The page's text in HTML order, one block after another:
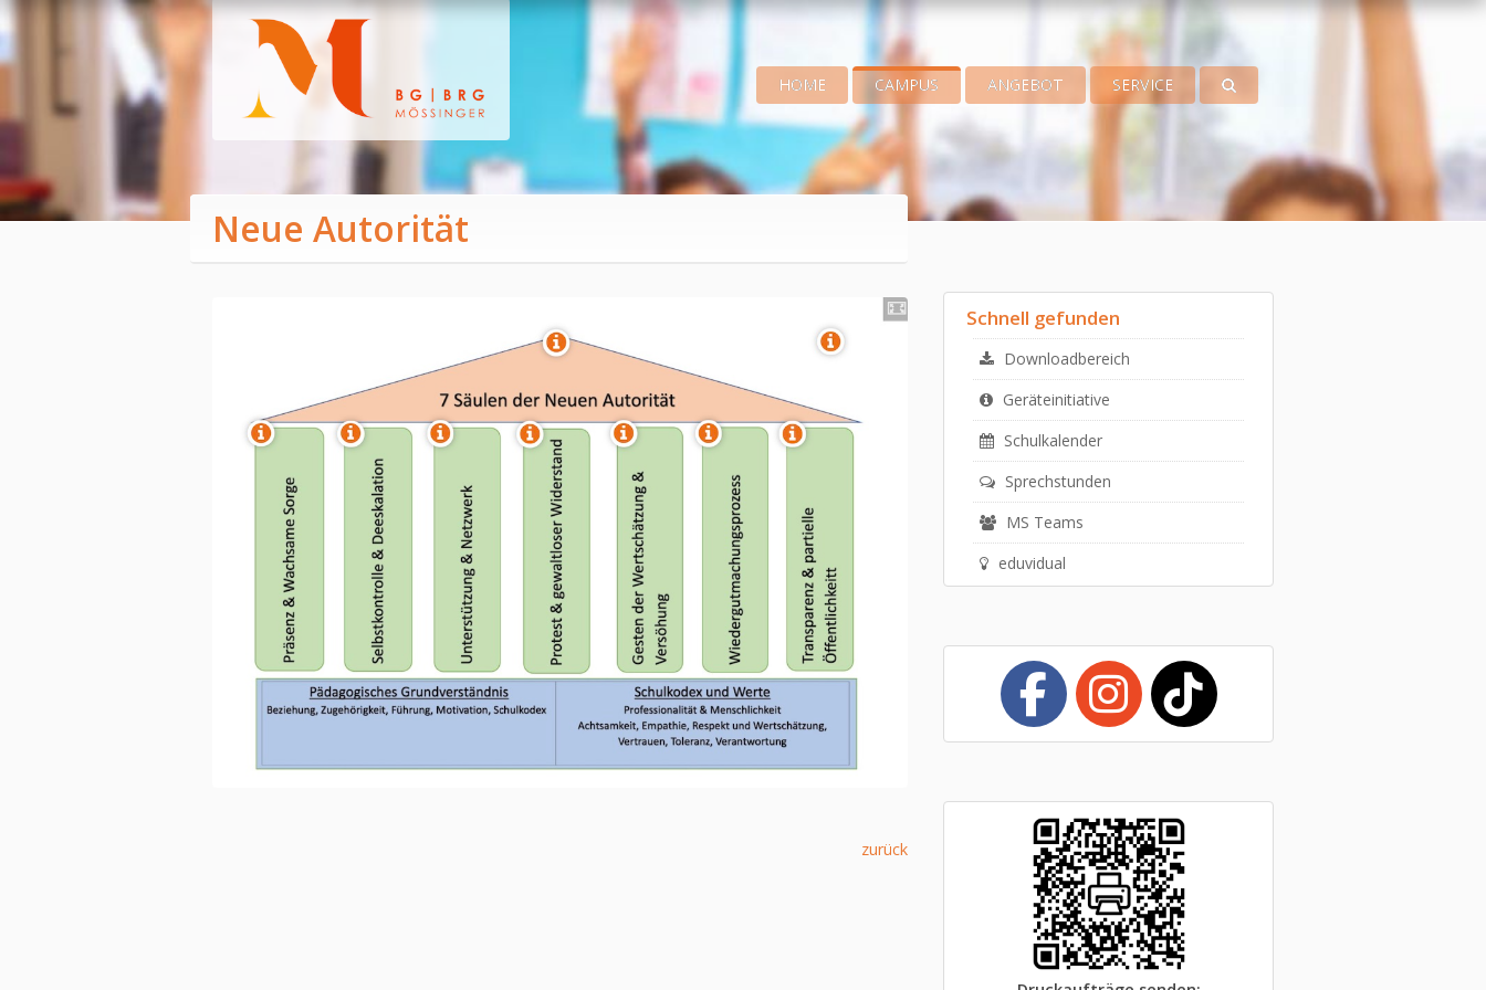
HOME CAMPUS ANGEBOT SERVICE
Neue Autorität
zurück
Schnell gefunden
Downloadbereich
Geräteinitiative
Schulkalender
Sprechstunden
MS Teams
eduvidual